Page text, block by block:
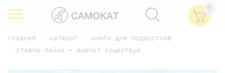
0
главная каталог
книги для подростков
ставлю лайки — значит существую